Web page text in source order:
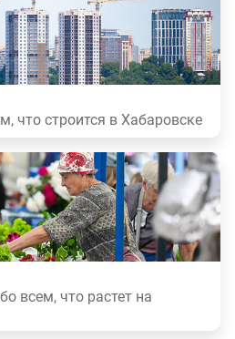
что строится в Хабаровске
всем, что растет на